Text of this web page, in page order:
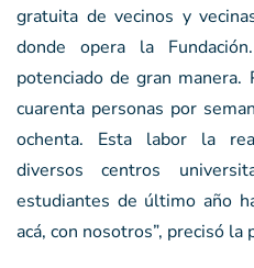
gratuita de vecinos y
donde opera la
potenciado de gran manera.
cuarenta personas por
ochenta. Esta labor la
diversos centros
estudiantes de último año
acá, con nosotros”, precisó la